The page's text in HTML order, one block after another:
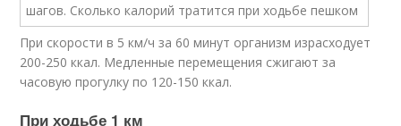
При скорости в 5 км/ч за 60 минут организм израсходует
200-250 ккал. Медленные перемещения сжигают за
часовую прогулку по 120-150 ккал.
При ходьбе 1 км